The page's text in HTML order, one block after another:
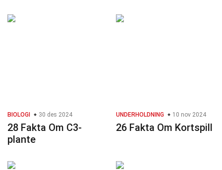
BIOLOGI 30 des 2024
28 Fakta Om C3-
plante
UNDERHOLDNING 10 nov 2024
26 Fakta Om Kortspill